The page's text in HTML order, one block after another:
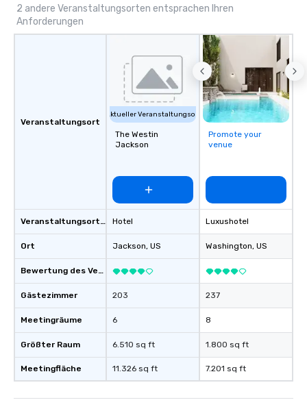
2 andere Veranstaltungsorten entsprachen Ihren
Anforderungen
Veranstaltungsort
Veranstaltungsortstyp
Ort
Bewertung des Veranstaltungsortes
Gästezimmer
Meetingräume
Größter Raum
Meetingfläche
Aktueller Veranstaltungsort
The Westin
Jackson
Hotel
Jackson, US
203
6
6.510 sq ft
11.326 sq ft
Promote your
venue
Luxushotel
Washington, US
237
8
1.800 sq ft
7.201 sq ft